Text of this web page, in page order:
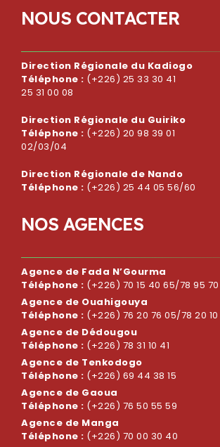
NOUS CONTACTER
Direction Régionale du Kadiogo
Téléphone : (+226) 25 33 30 41
25 31 00 08
Direction Régionale du Guiriko
Téléphone : (+226) 20 98 39 01
02/03/04
Direction Régionale de Nando
Téléphone : (+226) 25 44 05 56/60
NOS AGENCES
Agence de Fada N’Gourma
Téléphone : (+226) 70 15 40 65/78 95
Agence de Ouahigouya
Téléphone : (+226) 76 20 76 05/78 20
Agence de Dédougou
Téléphone : (+226) 78 31 10 41
Agence de Tenkodogo
Téléphone : (+226) 69 44 38 15
Agence de Gaoua
Téléphone : (+226) 76 50 55 59
Agence de Manga
Téléphone : (+226) 70 00 30 40